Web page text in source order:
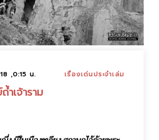
,0:15 น. เรื่องเด่นประจำเล่ม
ำเจ้าราม